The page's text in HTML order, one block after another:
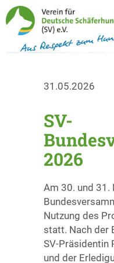
31.05.2026
SV-
2026
Am 30. und 31.
Nutzung des
statt. Nach der
SV-Präsidentin
und der